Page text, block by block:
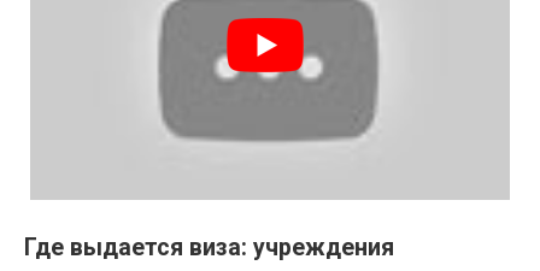
Где выдается виза: учреждения